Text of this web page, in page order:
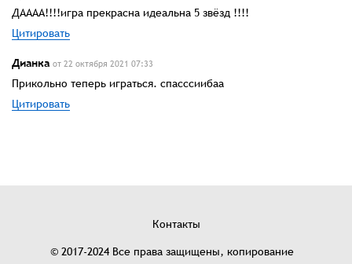
ДАААА!!!!игра прекрасна идеальна 5 звёзд !!!!
Цитировать
Дианка от 22 октября 2021 07:33
Прикольно теперь играться. спасссиибаа
Цитировать
Контакты
© 2017-2024 Все права защищены, копирование